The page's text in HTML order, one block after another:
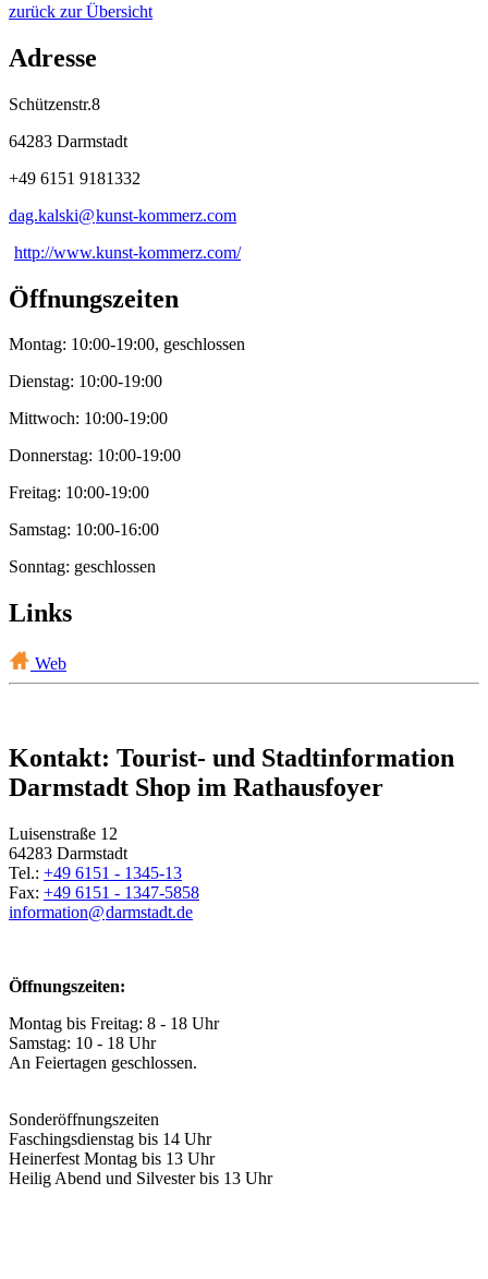
zurück zur Übersicht
Adresse
Schützenstr.8
64283 Darmstadt
+49 6151 9181332
dag.kalski@kunst-kommerz.com
http://www.kunst-kommerz.com/
Öffnungszeiten
Montag: 10:00-19:00, geschlossen
Dienstag: 10:00-19:00
Mittwoch: 10:00-19:00
Donnerstag: 10:00-19:00
Freitag: 10:00-19:00
Samstag: 10:00-16:00
Sonntag: geschlossen
Links
Web
Kontakt: Tourist- und Stadtinformation
Darmstadt Shop im Rathausfoyer
Luisenstraße 12
64283 Darmstadt
Tel.: +49 6151 - 1345-13
Fax: +49 6151 - 1347-5858
information@darmstadt.de
Öffnungszeiten:
Montag bis Freitag: 8 - 18 Uhr
Samstag: 10 - 18 Uhr
An Feiertagen geschlossen.
Sonderöffnungszeiten
Faschingsdienstag bis 14 Uhr
Heinerfest Montag bis 13 Uhr
Heilig Abend und Silvester bis 13 Uhr